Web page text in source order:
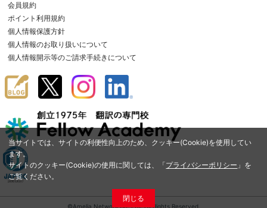
当サイトでは、サイトの利便性向上のため、クッキー(Cookie)を使用してい
ます。
サイトのクッキー(Cookie)の使用に関しては、「プライバシーポリシー 」を
ご覧ください。
閉じる
会員規約
ポイント利用規約
個人情報保護方針
個人情報のお取り扱いについて
個人情報開示等のご請求手続きについて
©Amelia Network Co.,Ltd. All Rights Reserved.